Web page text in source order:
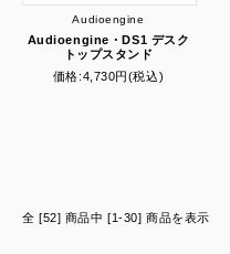
Audioengine
Audioengine・DS1 デスク
トップスタンド
価格:4,730円(税込)
全 [52] 商品中 [1-30] 商品を表示